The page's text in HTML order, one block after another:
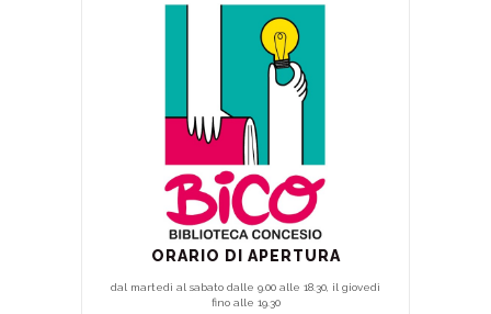
ORARIO DI APERTURA
dal martedì al sabato dalle 9.00 alle 18.30, il giovedì
fino alle 19.30